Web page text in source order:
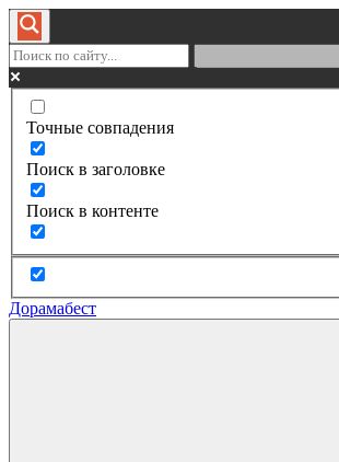
Точные совпадения
Поиск в заголовке
Поиск в контенте
Дорамабест